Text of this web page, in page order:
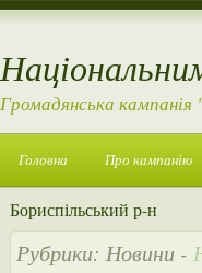
Громадянська
Головна Про кампанію
Бориспільський р-н
Рубрики: Новини -